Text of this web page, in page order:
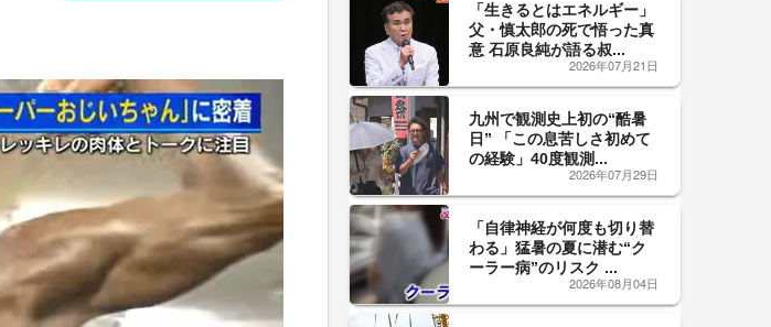
「生きるとはエネルギー」
父・慎太郎の死で悟った真
意 石原良純が語る叔...
2026年07月21日
九州で観測史上初の“酷暑
日” 「この息苦しさ初めて
の経験」40度観測...
2026年07月29日
「自律神経が何度も切り替
わる」猛暑の夏に潜む“ク
ーラー病”のリスク ...
2026年08月04日